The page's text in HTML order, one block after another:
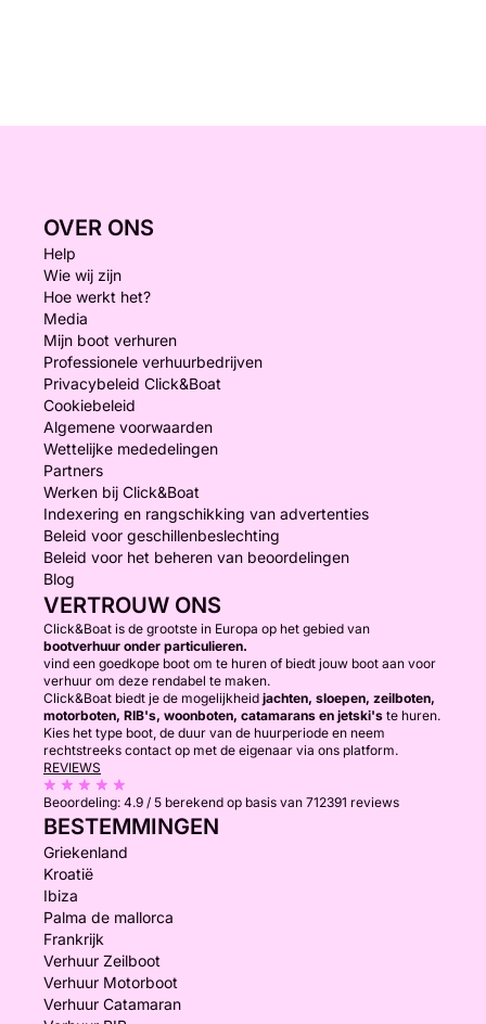
OVER ONS
Help
Wie wij zijn
Hoe werkt het?
Media
Mijn boot verhuren
Professionele verhuurbedrijven
Privacybeleid Click&Boat
Cookiebeleid
Algemene voorwaarden
Wettelijke mededelingen
Partners
Werken bij Click&Boat
Indexering en rangschikking van advertenties
Beleid voor geschillenbeslechting
Beleid voor het beheren van beoordelingen
Blog
VERTROUW ONS
Click&Boat is de grootste in Europa op het gebied van
bootverhuur onder particulieren.
vind een goedkope boot om te huren of biedt jouw boot aan voor
verhuur om deze rendabel te maken.
Click&Boat biedt je de mogelijkheid jachten, sloepen, zeilboten,
motorboten, RIB's, woonboten, catamarans en jetski's te huren.
Kies het type boot, de duur van de huurperiode en neem
rechtstreeks contact op met de eigenaar via ons platform.
REVIEWS
Beoordeling: 4.9 / 5 berekend op basis van 712391 reviews
BESTEMMINGEN
Griekenland
Kroatië
Ibiza
Palma de mallorca
Frankrijk
Verhuur Zeilboot
Verhuur Motorboot
Verhuur Catamaran